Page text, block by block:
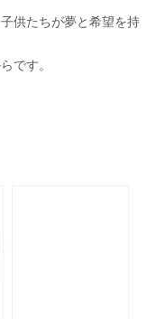
供たちが夢と希望を持
です。